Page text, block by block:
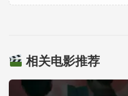
相关电影推荐